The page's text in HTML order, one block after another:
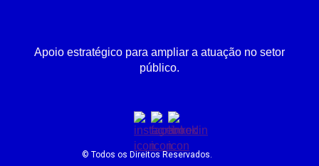
Apoio estratégico para ampliar a atuação no setor
público.
© Todos os Direitos Reservados.